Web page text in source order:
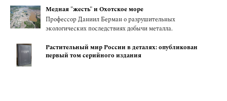
Медная "жесть" и Охотское море
Профессор Даниил Берман о разрушительных
экологических последствиях добычи металла.
Растительный мир России в деталях: опубликован
первый том серийного издания